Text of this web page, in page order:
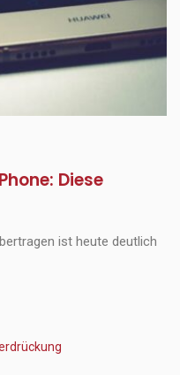
Diese
ist heute deutlich